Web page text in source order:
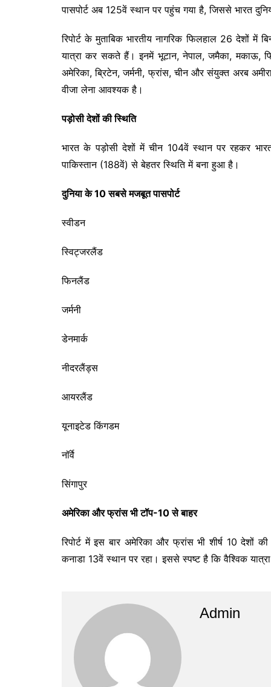
पासपोर्ट अब 125वें स्थान पर पहुंच गया है, जिससे भारत
रिपोर्ट के मुताबिक भारतीय नागरिक फिलहाल 26 देशों
यात्रा कर सकते हैं। इनमें भूटान, नेपाल, जमैका, मकाऊ,
अमेरिका, ब्रिटेन, जर्मनी, फ्रांस, चीन और संयुक्त अरब
वीजा लेना आवश्यक है।
पड़ोसी देशों की स्थिति
भारत के पड़ोसी देशों में चीन 104वें स्थान पर रहकर
पाकिस्तान (188वें) से बेहतर स्थिति में बना हुआ है।
दुनिया के 10 सबसे मजबूत पासपोर्ट
स्वीडन
स्विट्जरलैंड
फिनलैंड
जर्मनी
डेनमार्क
नीदरलैंड्स
आयरलैंड
यूनाइटेड किंगडम
नॉर्वे
सिंगापुर
अमेरिका और फ्रांस भी टॉप-10 से बाहर
रिपोर्ट में इस बार अमेरिका और फ्रांस भी शीर्ष 10 देशों
कनाडा 13वें स्थान पर रहा। इससे स्पष्ट है कि वैश्विक
Admin